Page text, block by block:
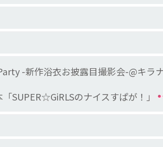
-新作浴衣お披露目撮影会-@キ
SUPER☆GiRLSのナイスすぱが！」